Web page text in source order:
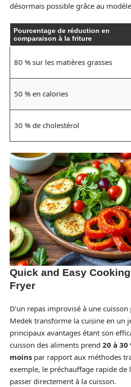
désormais possible grâce au modèle
Pourcentage de réduction en
comparaison à la friture
80 % sur les matières grasses
50 % en calories
30 % de cholestérol
Quick and Easy
Fryer
D’un repas improvisé à une cuisson
Medek transforme la cuisine en un
principaux avantages étant son
cuisson des aliments prend 20 à 30
moins par rapport aux méthodes
exemple, le préchauffage rapide de
passer directement à la cuisson.